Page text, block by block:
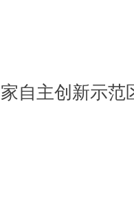
自主创新示